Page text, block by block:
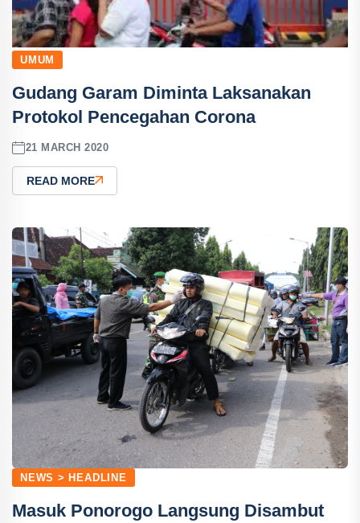
UMUM
Gudang Garam Diminta Laksanakan
Protokol Pencegahan Corona
21 MARCH 2020
READ MORE
NEWS > HEADLINE
Masuk Ponorogo Langsung Disambut